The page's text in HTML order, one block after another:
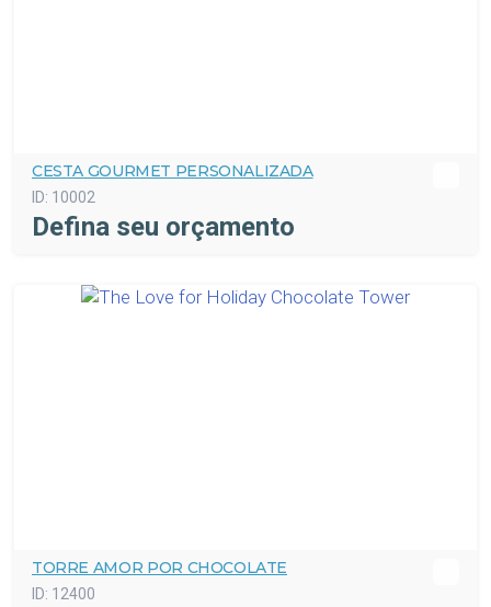
CESTA GOURMET PERSONALIZADA
ID: 10002
Defina seu orçamento
TORRE AMOR POR CHOCOLATE
ID: 12400